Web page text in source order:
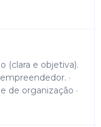
(clara e objetiva).
·
de organização ·